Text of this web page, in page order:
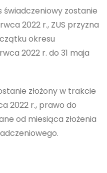
świadczeniowy zostanie
2022 r., ZUS przyzna
okresu
2022 r. do 31 maja
złożony w trakcie
2022 r., prawo do
od miesiąca złożenia